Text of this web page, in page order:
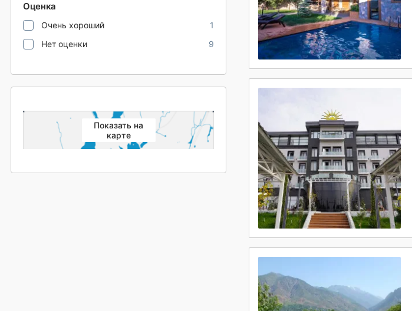
Оценка
Очень хороший
1
Нет оценки
9
Показать на
карте